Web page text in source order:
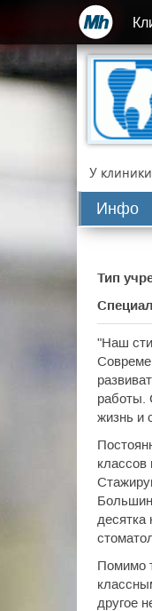
У
Инфо
Тип
"Наш
работы.
жизнь и
классов
Помимо
другое